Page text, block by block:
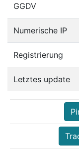
GGDV
Numerische IP
Registrierung
Letztes update